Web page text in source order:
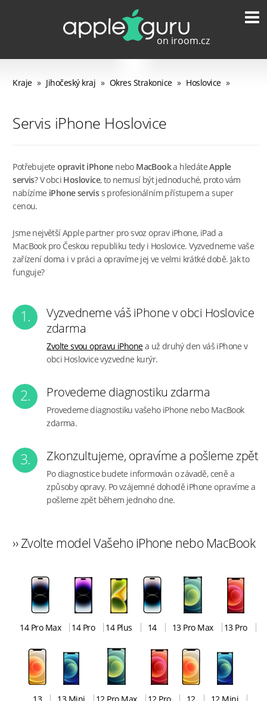
Kraje » Jihočeský kraj » Okres Strakonice » Hoslovice »
Servis iPhone Hoslovice
Potřebujeteopravit iPhonenebo MacBooka hledáteApple
servis? V obci Hoslovice, to nemusí být jednoduché, proto vám
nabízíme iPhone serviss profesionálním přístupem a super
cenou.
Jsme největší Apple partner pro svoz oprav iPhone, iPad a
MacBook pro Českou republiku tedy i Hoslovice. Vyzvedneme vaše
zařízení doma i v práci a opravíme jej ve velmi krátké době. Jak to
funguje?
1.
Vyzvedneme váš iPhone v obci Hoslovice
zdarma
Zvolte svou opravu iPhonea už druhý den váš iPhone v
obci Hoslovice vyzvedne kurýr.
2. Provedeme diagnostiku zdarma
Provedeme diagnostiku vašeho iPhone nebo MacBook
zdarma.
3. Zkonzultujeme, opravíme a pošleme zpět
Po diagnostice budete informován o závadě, ceně a
způsoby opravy. Po vzájemné dohodě iPhone opravíme a
pošleme zpět během jednoho dne.
›› Zvolte model Vašeho iPhone nebo MacBook
14 Pro Max 14 Pro 14 Plus 14 13 Pro Max 13 Pro